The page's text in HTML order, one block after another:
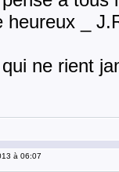
heureux _
ne rient
à 06:07